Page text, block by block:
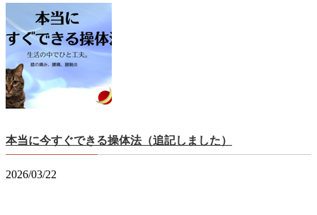
本当に今すぐできる操体法（追記しました）
2026/03/22